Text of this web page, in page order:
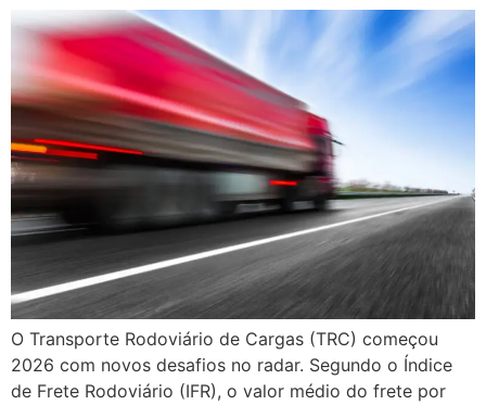
O Transporte Rodoviário de Cargas (TRC) começou
2026 com novos desafios no radar. Segundo o Índice
de Frete Rodoviário (IFR), o valor médio do frete por